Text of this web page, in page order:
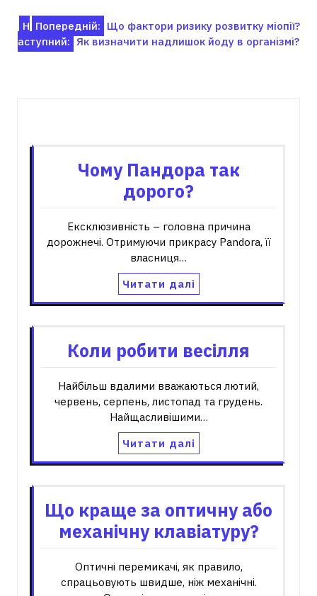
Навігація
записів
Попередній: Що фактори ризику розвитку міопії?
Н
аступний: Як визначити надлишок йоду в організмі?
Чому Пандора так
дорого?
Ексклюзивність – головна причина
дорожнечі. Отримуючи прикрасу Pandora, її
власниця…
Читати далі
Коли робити весілля
Найбільш вдалими вважаються лютий,
червень, серпень, листопад та грудень.
Найщасливішими…
Читати далі
Що краще за оптичну або
механічну клавіатуру?
Оптичні перемикачі, як правило,
спрацьовують швидше, ніж механічні.